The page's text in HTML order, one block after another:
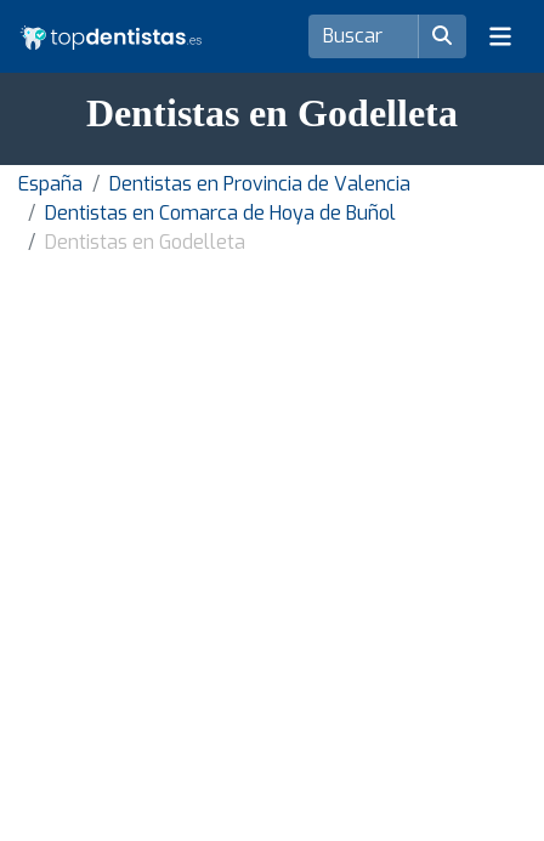
Dentistas en Godelleta
España
Dentistas en Provincia de Valencia
Dentistas en Comarca de Hoya de Buñol
Dentistas en Godelleta